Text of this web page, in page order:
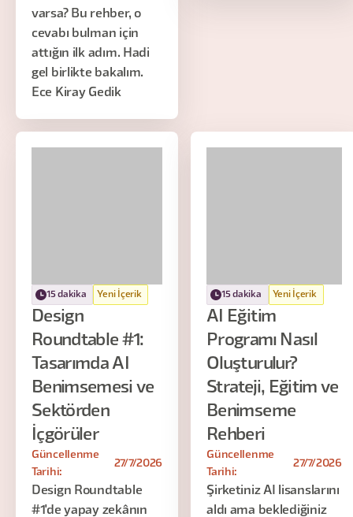
varsa? Bu rehber, o
cevabı bulman için
attığın ilk adım. Hadi
gel birlikte bakalım.
Ece Kiray Gedik
15 dakika Yeni İçerik
Design
Roundtable #1:
Tasarımda AI
Benimsemesi ve
Sektörden
İçgörüler
Güncellenme
Tarihi:
27/7/2026
Design Roundtable
#1'de yapay zekânın
15 dakika Yeni İçerik
AI Eğitim
Programı Nasıl
Oluşturulur?
Strateji, Eğitim ve
Benimseme
Rehberi
Güncellenme
Tarihi:
27/7/2026
Şirketiniz AI lisanslarını
aldı ama beklediğiniz